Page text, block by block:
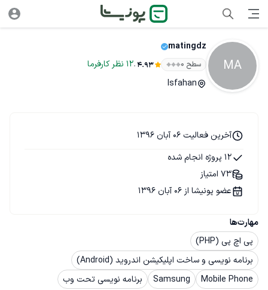
MA
matingdz
سطح ۰ 4.93
.
12 نظر کارفرما
Isfahan
مهارت‌ها
پی اچ پی (PHP)
برنامه نویسی و ساخت اپلیکیشن اندروید (Android)
Mobile Phone
Samsung
برنامه نویسی تحت وب
آخرین فعالیت 06 آبان 1396
12 پروژه انجام شده
73 امتیاز
عضو پونیشا از 06 آبان 1396